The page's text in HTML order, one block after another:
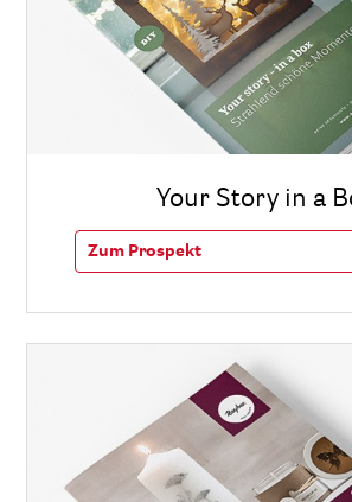
Your Story in a
Zum Prospekt